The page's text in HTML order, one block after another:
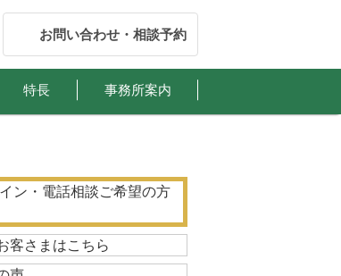
お問い合わせ・相談予約
特長 事務所案内